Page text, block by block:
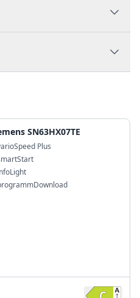
SN63HX07TE
Plus